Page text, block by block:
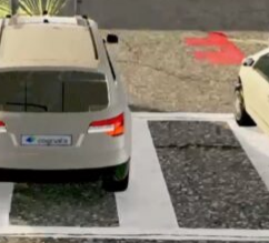
而自動駕駛系統需要在真實的
有所理解。
故。
和金錢及解決安全方面的問題。